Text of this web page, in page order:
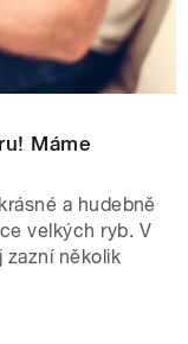
Máme
a hudebně
velkých ryb. V
zazní několik